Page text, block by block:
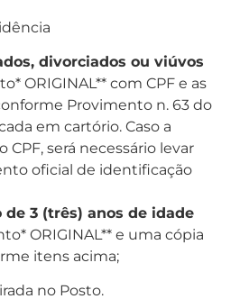
divorciados ou viúvos
ORIGINAL** com CPF e as
Provimento n. 63 do
em cartório. Caso a
será necessário levar
oficial de identificação
de 3 (três) anos de idade
ORIGINAL** e uma cópia
itens acima;
no Posto.